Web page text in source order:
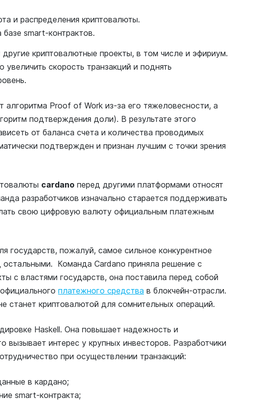
и распределения криптовалюты.
smart-контрактов.
криптовалютные проекты, в том числе и эфириум.
увеличить скорость транзакций и поднять
алгоритма Proof of Work из-за его тяжеловесности, а
подтверждения доли). В результате этого
от баланса счета и количества проводимых
подтвержден и признан лучшим с точки зрения
cardano перед другими платформами относят
разработчиков изначально старается поддерживать
свою цифровую валюту официальным платежным
государств, пожалуй, самое сильное конкурентное
остальными. Команда Cardano приняла решение с
с властями государств, она поставила перед собой
платежного средства в блокчейн-отрасли.
станет криптовалютой для сомнительных операций.
Haskell. Она повышает надежность и
вызывает интерес у крупных инвесторов. Разработчики
при осуществлении транзакций:
в кардано;
smart-контракта;